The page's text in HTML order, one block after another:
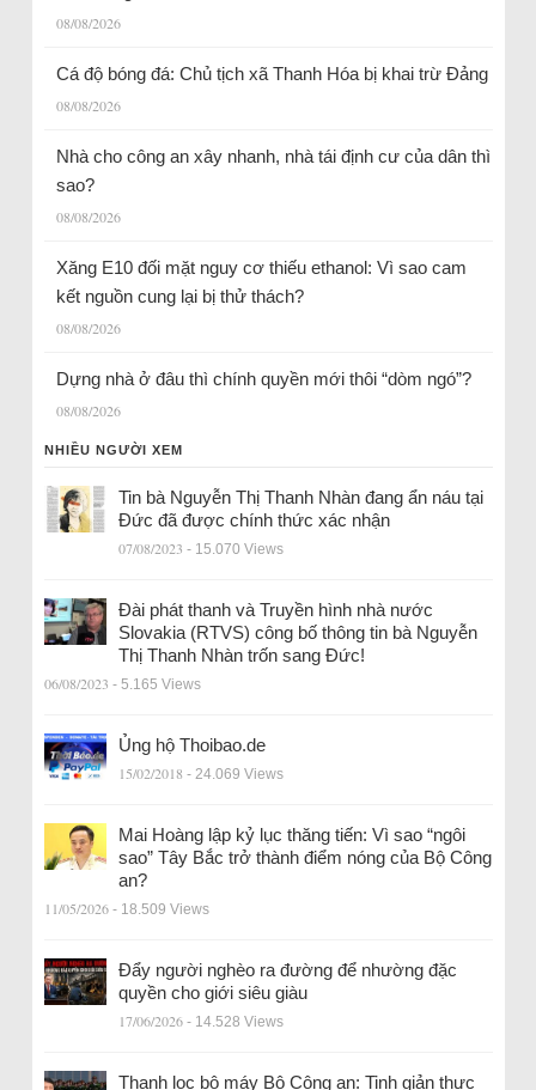
08/08/2026
Cá độ bóng đá: Chủ tịch xã Thanh Hóa bị khai trừ Đảng
08/08/2026
Nhà cho công an xây nhanh, nhà tái định cư của dân thì
sao?
08/08/2026
Xăng E10 đối mặt nguy cơ thiếu ethanol: Vì sao cam
kết nguồn cung lại bị thử thách?
08/08/2026
Dựng nhà ở đâu thì chính quyền mới thôi “dòm ngó”?
08/08/2026
NHIỀU NGƯỜI XEM
Tin bà Nguyễn Thị Thanh Nhàn đang ẩn náu tại
Đức đã được chính thức xác nhận
07/08/2023 - 15.070 Views
Đài phát thanh và Truyền hình nhà nước
Slovakia (RTVS) công bố thông tin bà Nguyễn
Thị Thanh Nhàn trốn sang Đức!
06/08/2023 - 5.165 Views
Ủng hộ Thoibao.de
15/02/2018 - 24.069 Views
Mai Hoàng lập kỷ lục thăng tiến: Vì sao “ngôi
sao” Tây Bắc trở thành điểm nóng của Bộ Công
an?
11/05/2026 - 18.509 Views
Đẩy người nghèo ra đường để nhường đặc
quyền cho giới siêu giàu
17/06/2026 - 14.528 Views
Thanh lọc bộ máy Bộ Công an: Tinh giản thực